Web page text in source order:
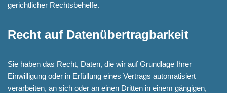
gerichtlicher Rechtsbehelfe.
Recht auf Daten­übertrag­barkeit
Sie haben das Recht, Daten, die wir auf Grundlage Ihrer
Einwilligung oder in Erfüllung eines Vertrags automatisiert
verarbeiten, an sich oder an einen Dritten in einem gängigen,